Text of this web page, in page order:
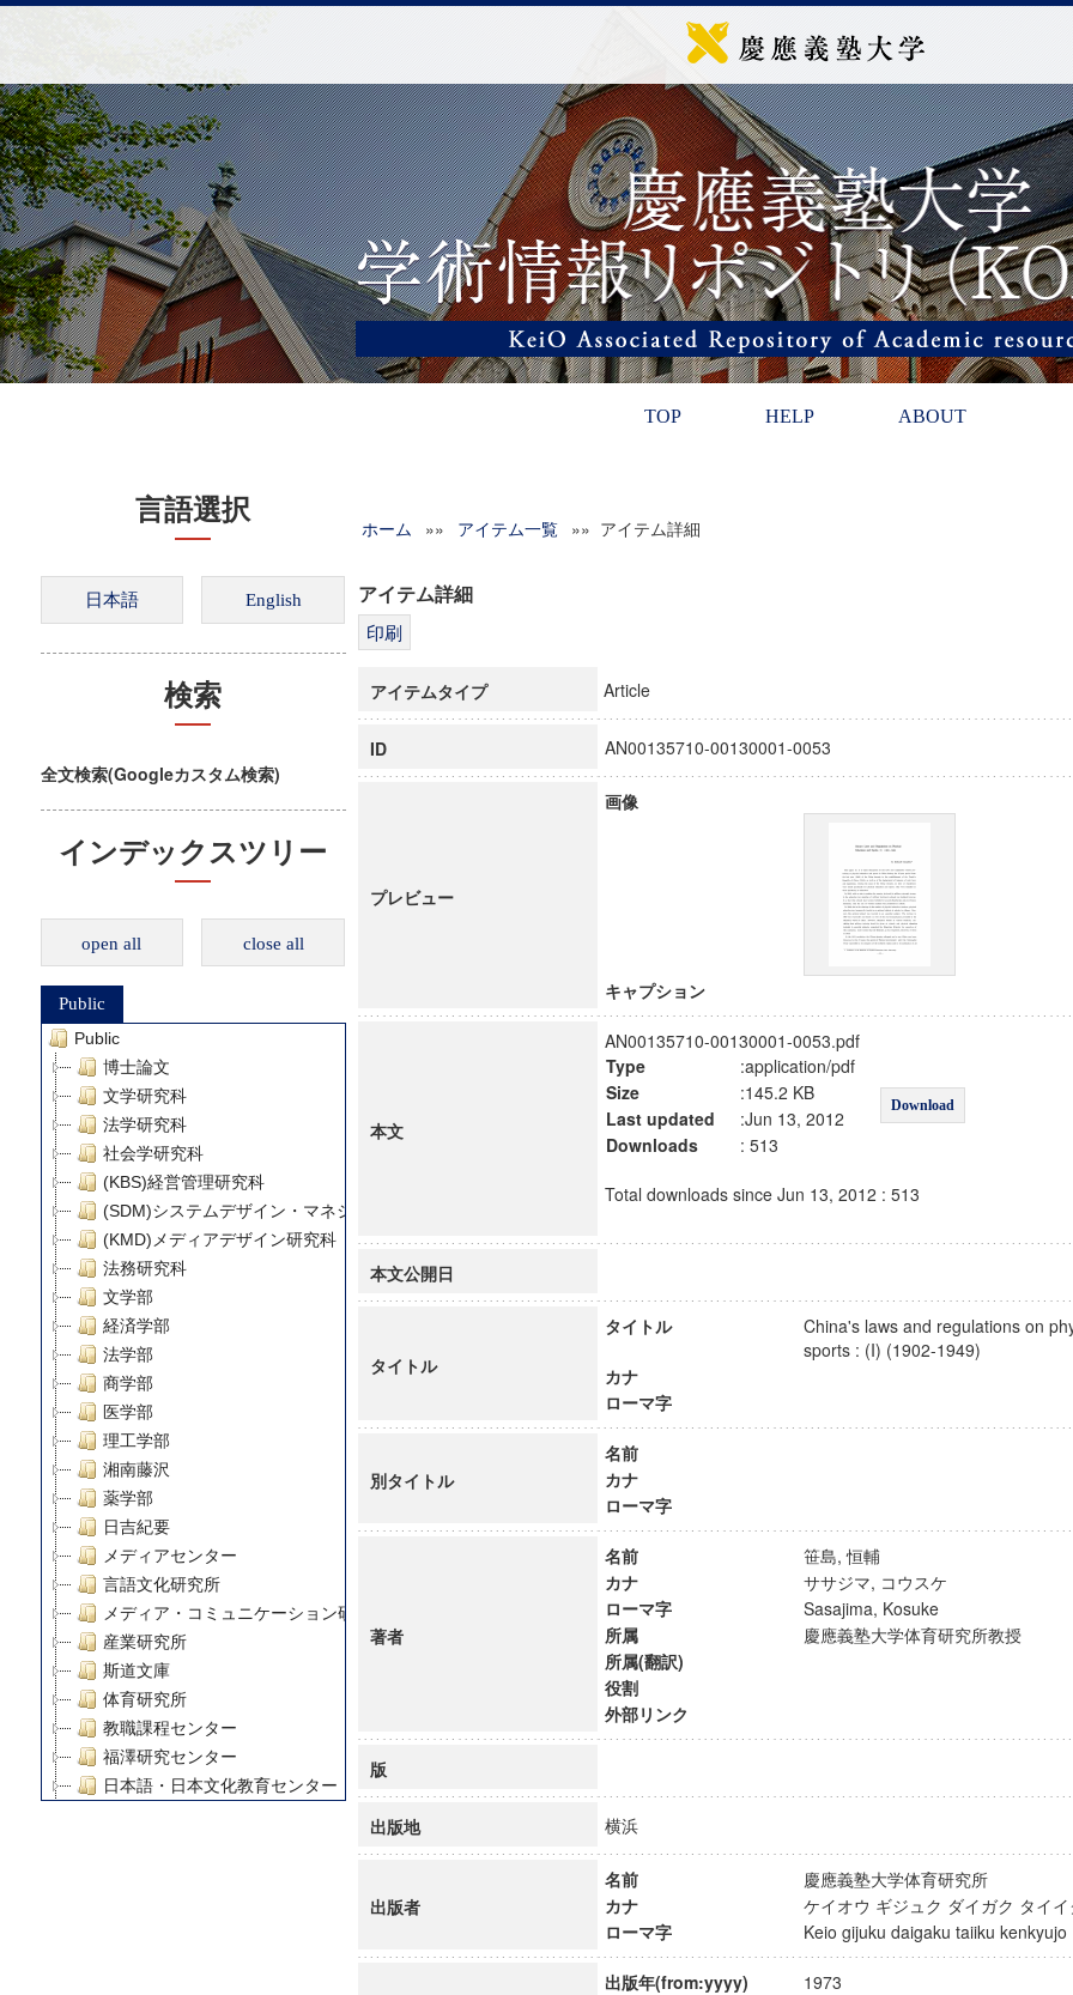
TOP HELP ABOUT
言語選択
検索
全文検索(Googleカスタム検索)
インデックスツリー
open all close all
Public
Public
博士論文
文学研究科
法学研究科
社会学研究科
(KBS)経営管理研究科
(SDM)システムデザイン・マネジメント研究科
(KMD)メディアデザイン研究科
法務研究科
文学部
経済学部
法学部
商学部
医学部
理工学部
湘南藤沢
薬学部
日吉紀要
メディアセンター
言語文化研究所
メディア・コミュニケーション研究所
産業研究所
斯道文庫
体育研究所
教職課程センター
福澤研究センター
日本語・日本文化教育センター
グローバルリサーチインスティテュート
ホーム »» アイテム一覧 »» アイテム詳細
アイテム詳細
アイテムタイプ Article
ID AN00135710-00130001-0053
プレビュー
画像
キャプション
本文
AN00135710-00130001-0053.pdf
Type
:application/pdf
Download
Size
:145.2 KB
Last updated
:Jun 13, 2012
Downloads
: 513
Total downloads since Jun 13, 2012 : 513
本文公開日
タイトル
タイトル
China's laws and regulations on
sports : (I) (1902-1949)
カナ
ローマ字
別タイトル
名前
カナ
ローマ字
著者
名前
笹島, 恒輔
カナ
ササジマ, コウスケ
ローマ字
Sasajima, Kosuke
所属
慶應義塾大学体育研究所教授
所属(翻訳)
役割
外部リンク
版
出版地 横浜
出版者
名前
慶應義塾大学体育研究所
カナ
ケイオウ ギジュク ダイガク タイ
ローマ字
Keio gijuku daigaku taiiku
出版年(from:yyyy)
1973